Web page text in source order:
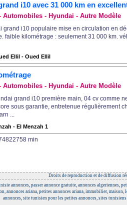
i10 avec 31 000 km en
Automobiles - Hyundai - Autre Modèle
grand i10 populaire mise en circulation en
faible kilométrage : seulement 31 000 km.
Ellil - Oued Ellil
Automobiles - Hyundai - Autre Modèle
grand i10 première main, 04 cv comme
sous garantie, entretenue régulièrement
...
- El Menzah 1
min
Droits de reproduction et de diffusion
annonces, passer annonce gratuite, annonces algeriennes,
annonces ariana, petites annonces ariana, immobilier,
annonces, site tunisien pour les petites annonces, sites tunisiens